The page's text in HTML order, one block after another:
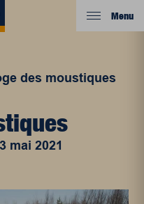
Menu
des moustiques
3 mai 2021